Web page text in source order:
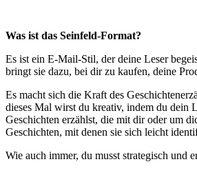
Was ist das Seinfeld-Format?
Es ist ein E-Mail-Stil, der deine Leser
bringt sie dazu, bei dir zu kaufen, deine
Es macht sich die Kraft des
dieses Mal wirst du kreativ, indem du dein
Geschichten erzählst, die mit dir oder um
Geschichten, mit denen sie sich leicht
Wie auch immer, du musst strategisch und